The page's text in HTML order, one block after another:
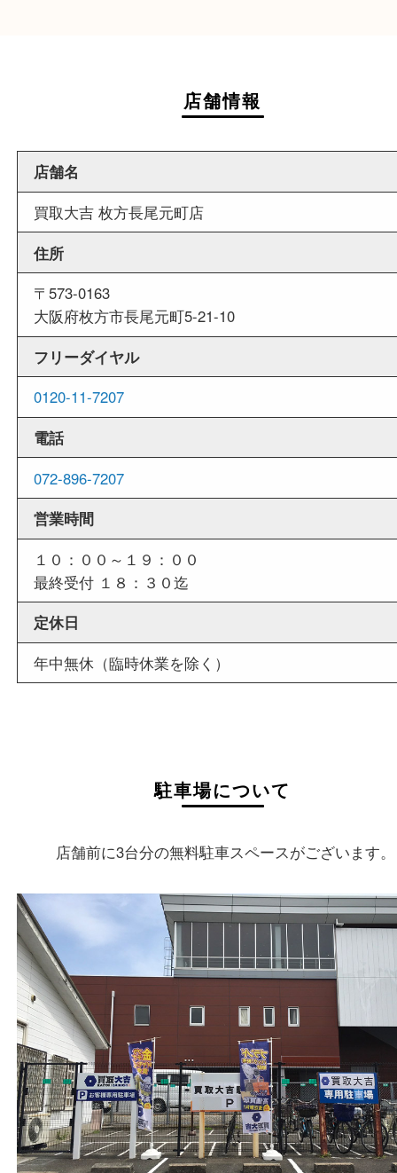
当店は週末も営業しております。平日にはご来店
いお客様にもご利用しやすい買取専門店です。
外出ＯＫ
商品査定中の外出も出来ますので、査定中に用事
せていただくことも可能です。
店舗情報
〒573-0163
フリーダイヤル
0120-11-7207
電話
072-896-7207
営業時間
１０：００～１９：００
最終受付 １８：３０迄